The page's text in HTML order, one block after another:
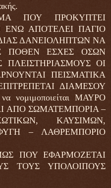
ΠΟΥ ΠΡΟΚΥΠΤΕΙ
ΕΝΩ ΑΠΟΤΕΛΕΙ ΠΑΓΙΟ
ΔΑΝΕΙΟΛΗΠΤΩΝ ΝΑ
ΠΟΘΕΝ ΕΣΧΕΣ ΟΣΩΝ
ΟΙ
ΠΕΙΣΜΑΤΙΚΑ
ΔΙΑΜΕΣΟΥ
ΜΑΥΡΟ
ΑΠΟ ΣΩΜΑΤΕΜΠΟΡΙΑ –
ΚΑΥΣΙΜΩΝ,
– ΛΑΘΡΕΜΠΟΡΙΟ
ΠΟΥ ΕΦΑΡΜΟΖΕΤΑΙ
ΤΟΥΣ ΥΠΟΛΟΙΠΟΥΣ